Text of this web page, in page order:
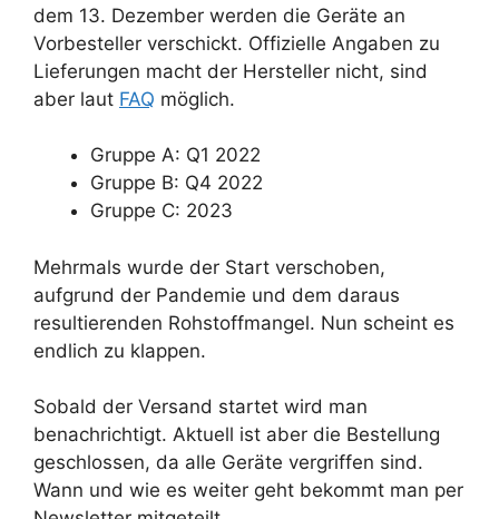
dem 13. Dezember werden die Geräte an
Vorbesteller verschickt. Offizielle Angaben zu
Lieferungen macht der Hersteller nicht, sind
aber laut FAQ möglich.
Gruppe A: Q1 2022
Gruppe B: Q4 2022
Gruppe C: 2023
Mehrmals wurde der Start verschoben,
aufgrund der Pandemie und dem daraus
resultierenden Rohstoffmangel. Nun scheint es
endlich zu klappen.
Sobald der Versand startet wird man
benachrichtigt. Aktuell ist aber die Bestellung
geschlossen, da alle Geräte vergriffen sind.
Wann und wie es weiter geht bekommt man per